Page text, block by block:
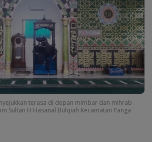
terasa di depan mimbar dan mihrab
Sultan H Hasanal Bulqiah Kecamatan Panga